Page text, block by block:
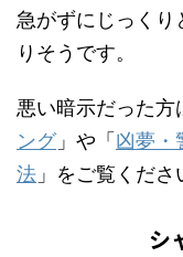
急がずにじっくり
りそうです。
悪い暗示だった方
ング」や「 凶夢・
法 」をご覧くださ
シ